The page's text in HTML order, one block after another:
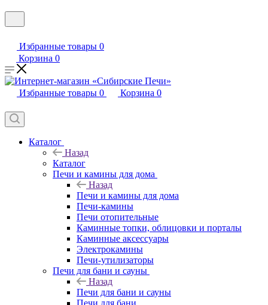
Избранные товары 0
Корзина 0
Избранные товары 0 Корзина 0
Каталог
Назад
Каталог
Печи и камины для дома
Назад
Печи и камины для дома
Печи-камины
Печи отопительные
Каминные топки, облицовки и порталы
Каминные аксессуары
Электрокамины
Печи-утилизаторы
Печи для бани и сауны
Назад
Печи для бани и сауны
Печи для бани